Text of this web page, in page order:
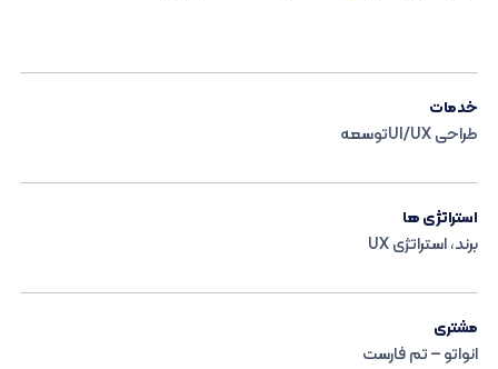
خدمات
طراحی UI/UXتوسعه
استراتژی ها
برند، استراتژی UX
مشتری
انواتو – تم فارست